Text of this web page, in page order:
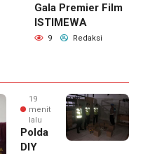
Gala Premier Film
ISTIMEWA
9 Redaksi
19
menit
lalu
Polda
DIY